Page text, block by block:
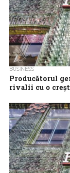
BUSINESS
Producătorul
rivalii cu o
Producătorul
13% a vânzărilor
continuu al